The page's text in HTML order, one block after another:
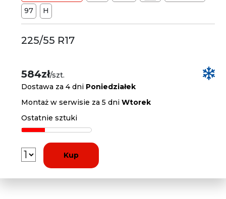
97
H
225/55 R17
584zł/szt.
Dostawa za 4 dni Poniedziałek
Montaż w serwisie za 5 dniWtorek
Ostatnie sztuki
Kup